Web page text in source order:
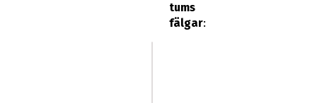
tums
fälgar: